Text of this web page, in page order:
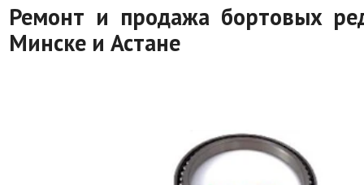
Ремонт и продажа бортовых
Минске и Астане